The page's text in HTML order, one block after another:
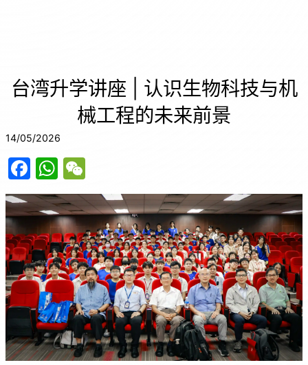
台湾升学讲座 | 认识生物科技与机
械工程的未来前景
14/05/2026
F
a
c
e
b
o
o
k
W
h
at
s
A
p
p
e
C
h
at